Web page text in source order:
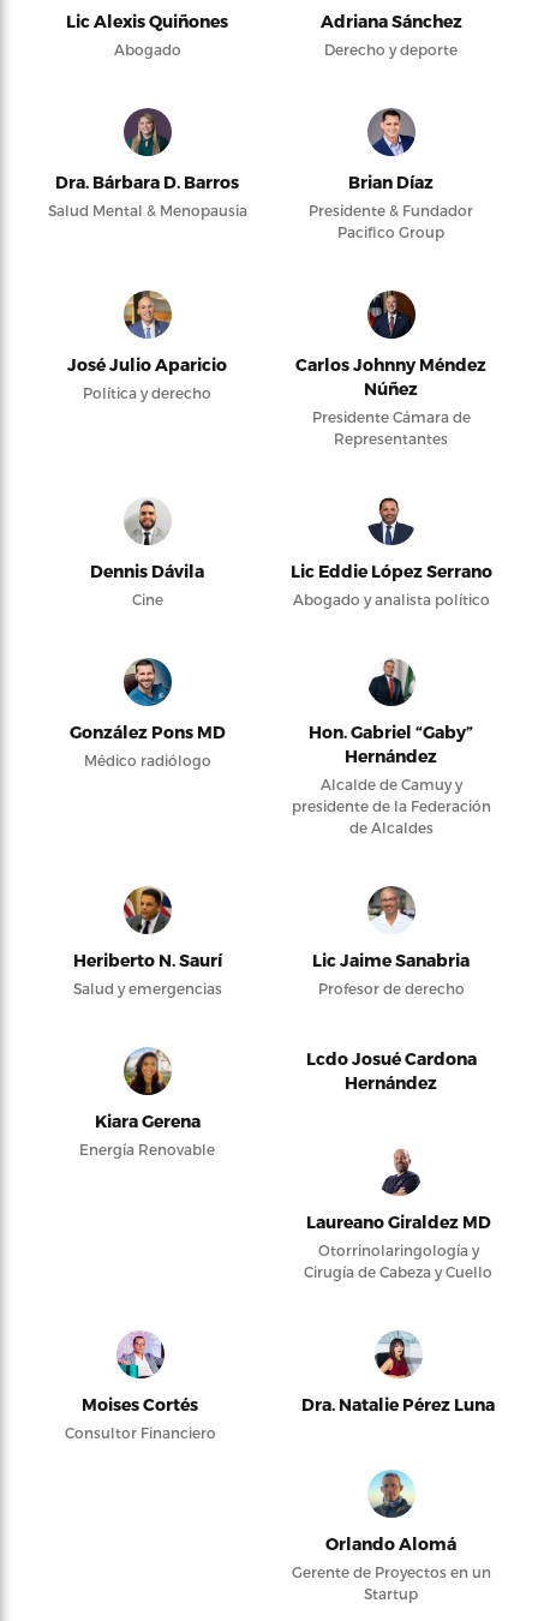
Lic Alexis Quiñones
Abogado
Adriana Sánchez
Derecho y deporte
Dra. Bárbara D. Barros
Salud Mental & Menopausia
Brian Díaz
Presidente & Fundador
Pacifico Group
José Julio Aparicio
Política y derecho
Carlos Johnny Méndez
Núñez
Presidente Cámara de
Representantes
Dennis Dávila
Cine
Lic Eddie López Serrano
Abogado y analista político
González Pons MD
Médico radiólogo
Hon. Gabriel “Gaby”
Hernández
Alcalde de Camuy y
presidente de la Federación
de Alcaldes
Heriberto N. Saurí
Salud y emergencias
Lic Jaime Sanabria
Profesor de derecho
Kiara Gerena
Energía Renovable
Lcdo Josué Cardona
Hernández
Laureano Giraldez MD
Otorrinolaringología y
Cirugía de Cabeza y Cuello
Moises Cortés
Consultor Financiero
Dra. Natalie Pérez Luna
Orlando Alomá
Gerente de Proyectos en un
Startup